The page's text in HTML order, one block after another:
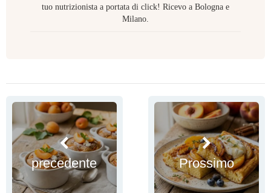
tuo nutrizionista a portata di click! Ricevo a Bologna e
Milano.
precedente Prossimo